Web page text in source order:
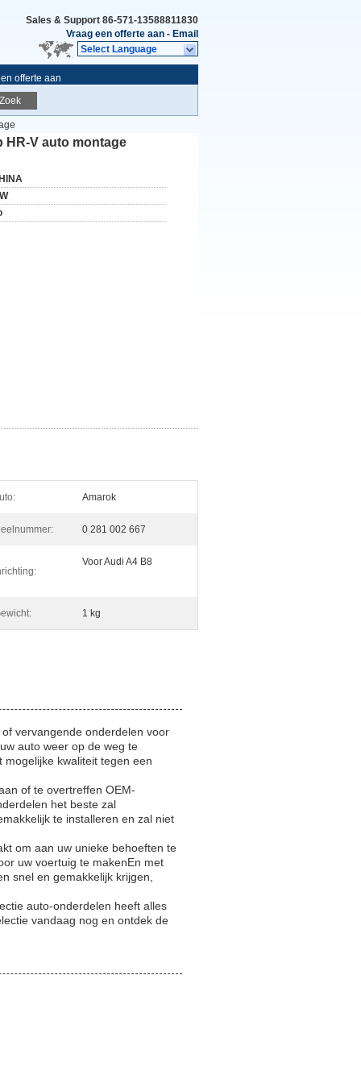
Sales & Support 86-571-13588811830
Vraag een offerte aan - Email
Select Language
offerte aan
Zoek
HR-V auto montage
Amarok
0 281 002 667
Voor Audi A4 B8
1 kg
vervangende onderdelen voor
auto weer op de weg te
kwaliteit tegen een
of te overtreffen OEM-
het beste zal
te installeren en zal niet
om aan uw unieke behoeften te
uw voertuig te makenEn met
snel en gemakkelijk krijgen,
auto-onderdelen heeft alles
vandaag nog en ontdek de